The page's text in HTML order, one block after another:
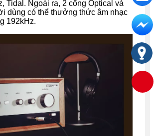
Tidal. Ngoài ra, 2 cổng Optical và
dùng có thể thưởng thức âm nhạc
192kHz.